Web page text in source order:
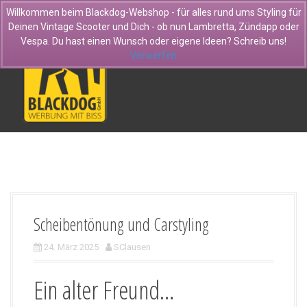
D
k
I
Scheibentönung und Carstyling
24. März 2025 SClausen
Ein alter Freund…
Willkommen beim Blackdog-Webshop - für alles rund ums Styling für
Deinen Vintage Scooter und Dich - ob nun Lambretta, Zündapp oder
Vespa. Du hast einen Wunsch oder eigene Ideen? Schreib uns!
Verwerfen